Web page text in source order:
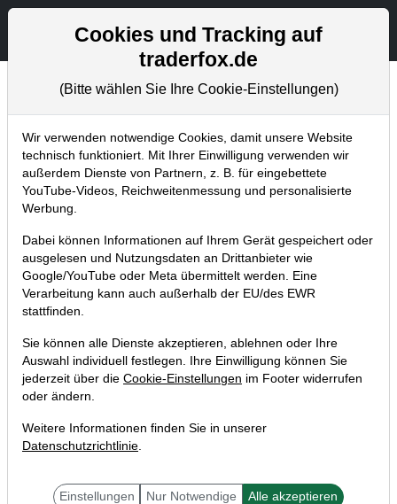
Aktien- und Artikelsuche
Tradingerfolge
Home Blog Tradingerfolge
NEU: Trading-Room
Wochenpläne!
30.09.2015 um 12:19 Uhr | TraderFox GmbH
Cookies und Tracking auf
traderfox.de
(Bitte wählen Sie Ihre Cookie-Einstellungen)
Wir verwenden notwendige Cookies, damit unsere Website
technisch funktioniert. Mit Ihrer Einwilligung verwenden wir
außerdem Dienste von Partnern, z. B. für eingebettete
YouTube-Videos, Reichweitenmessung und personalisierte
Werbung.
Dabei können Informationen auf Ihrem Gerät gespeichert oder
ausgelesen und Nutzungsdaten an Drittanbieter wie
Google/YouTube oder Meta übermittelt werden. Eine
Verarbeitung kann auch außerhalb der EU/des EWR
stattfinden.
Sie können alle Dienste akzeptieren, ablehnen oder Ihre
Auswahl individuell festlegen. Ihre Einwilligung können Sie
jederzeit über die Cookie-Einstellungen im Footer widerrufen
oder ändern.
Weitere Informationen finden Sie in unserer
Datenschutzrichtlinie.
Einstellungen Nur Notwendige Alle akzeptieren